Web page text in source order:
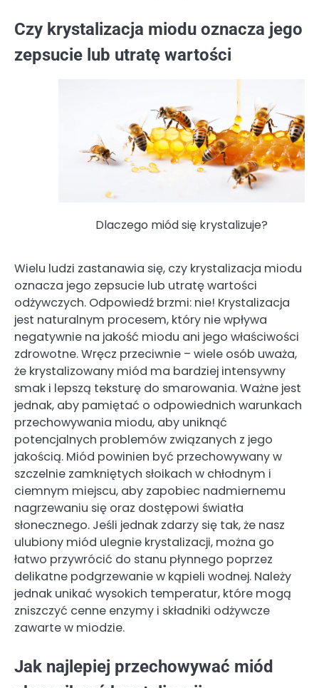
Czy krystalizacja miodu oznacza jego
zepsucie lub utratę wartości
Dlaczego miód się krystalizuje?
Wielu ludzi zastanawia się, czy krystalizacja miodu
oznacza jego zepsucie lub utratę wartości
odżywczych. Odpowiedź brzmi: nie! Krystalizacja
jest naturalnym procesem, który nie wpływa
negatywnie na jakość miodu ani jego właściwości
zdrowotne. Wręcz przeciwnie – wiele osób uważa,
że krystalizowany miód ma bardziej intensywny
smak i lepszą teksturę do smarowania. Ważne jest
jednak, aby pamiętać o odpowiednich warunkach
przechowywania miodu, aby uniknąć
potencjalnych problemów związanych z jego
jakością. Miód powinien być przechowywany w
szczelnie zamkniętych słoikach w chłodnym i
ciemnym miejscu, aby zapobiec nadmiernemu
nagrzewaniu się oraz dostępowi światła
słonecznego. Jeśli jednak zdarzy się tak, że nasz
ulubiony miód ulegnie krystalizacji, można go
łatwo przywrócić do stanu płynnego poprzez
delikatne podgrzewanie w kąpieli wodnej. Należy
jednak unikać wysokich temperatur, które mogą
zniszczyć cenne enzymy i składniki odżywcze
zawarte w miodzie.
Jak najlepiej przechowywać miód